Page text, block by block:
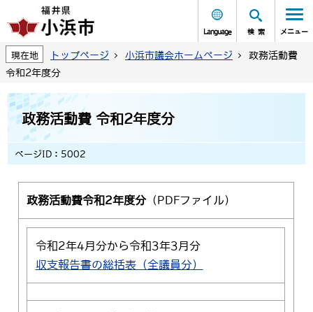
Language 検索 メニュー
現在地 トップページ 小浜市議会ホームページ
政務活動費
令和2年度分
政務活動費 令和2年度分
ページID：5002
政務活動費令和2年度分（PDFファイル）
令和2年4月分から令和3年3月分
収支報告書の総括表（全議員分）